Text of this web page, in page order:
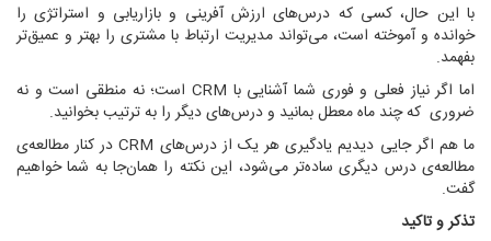
با این حال، کسی که درس‌های ارزش آفرینی و بازاریابی و استراتژی را
خوانده و آموخته است، می‌تواند مدیریت ارتباط با مشتری را بهتر و عمیق‌تر
بفهمد.
اما اگر نیاز فعلی و فوری شما آشنایی با CRM است؛ نه منطقی است و نه
ضروری که چند ماه معطل بمانید و درس‌های دیگر را به ترتیب بخوانید.
ما هم اگر جایی دیدیم یادگیری هر یک از درس‌های CRM در کنار مطالعه‌ی
مطالعه‌ی درس دیگری ساده‌تر می‌شود، این نکته را همان‌جا به شما خواهیم
گفت.
تذکر و تاکید